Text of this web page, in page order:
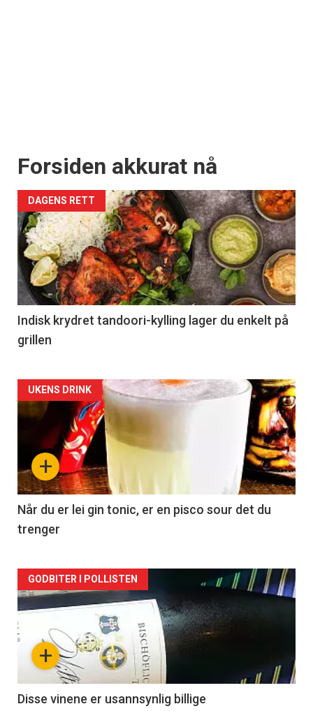
Forsiden akkurat nå
DAGENS RETT
Indisk krydret tandoori-kylling lager du enkelt på
grillen
Forsiden
akkurat
nå
-
2
+
UKENS DRINK
Når du er lei gin tonic, er en pisco sour det du
trenger
Forsiden
akkurat
nå
3
+
GODBITER I POLLISTEN
Disse vinene er usannsynlig billige